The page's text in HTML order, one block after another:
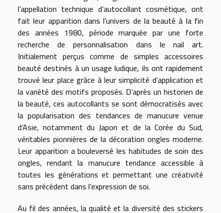
l’appellation technique d’autocollant cosmétique, ont
fait leur apparition dans l’univers de la beauté à la fin
des années 1980, période marquée par une forte
recherche de personnalisation dans le nail art.
Initialement perçus comme de simples accessoires
beauté destinés à un usage ludique, ils ont rapidement
trouvé leur place grâce à leur simplicité d’application et
la variété des motifs proposés. D’après un historien de
la beauté, ces autocollants se sont démocratisés avec
la popularisation des tendances de manucure venue
d’Asie, notamment du Japon et de la Corée du Sud,
véritables pionnières de la décoration ongles moderne.
Leur apparition a bouleversé les habitudes de soin des
ongles, rendant la manucure tendance accessible à
toutes les générations et permettant une créativité
sans précédent dans l’expression de soi.
Au fil des années, la qualité et la diversité des stickers